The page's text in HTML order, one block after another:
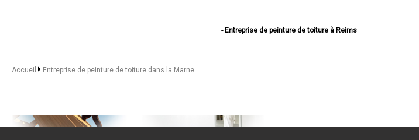
- Entreprise de peinture de toiture à Reims
- Entreprise de peinture de toiture à Saint-Memmie
- Entreprise de peinture de toiture à Sézanne
Accueil Entreprise de peinture de toiture dans la Marne